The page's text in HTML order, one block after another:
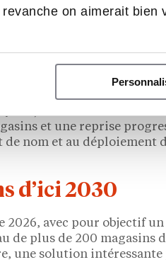
on aimerait
en 2025 sa gamme de
: des pompes à
économies d’énergie,
d’eau.
Irrijardin ambitionne de
et une reprise
de nom et au déploiement
d’ici 2030
2026, avec pour objectif
de plus de 200 magasins
une solution